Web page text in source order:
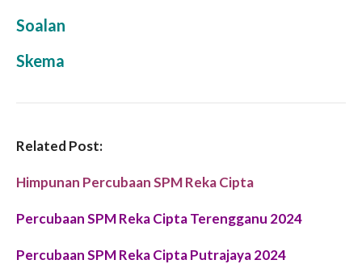
Soalan
Skema
Related Post:
Himpunan Percubaan SPM Reka Cipta
Percubaan SPM Reka Cipta Terengganu 2024
Percubaan SPM Reka Cipta Putrajaya 2024